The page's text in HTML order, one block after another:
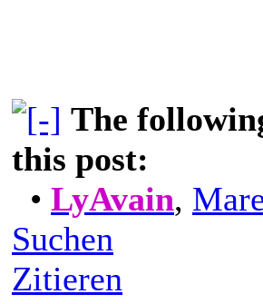
The
this post:
• LyAvain,
Suchen
Zitieren